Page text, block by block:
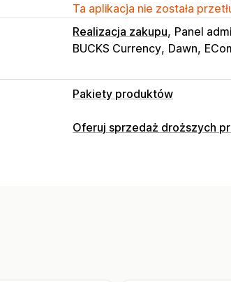
Ta aplikacja nie została
Realizacja zakupu Panel
BUCKS Currency Dawn
Pakiety produktów
Typy pakietów
Oferuj sprzedaż droższych